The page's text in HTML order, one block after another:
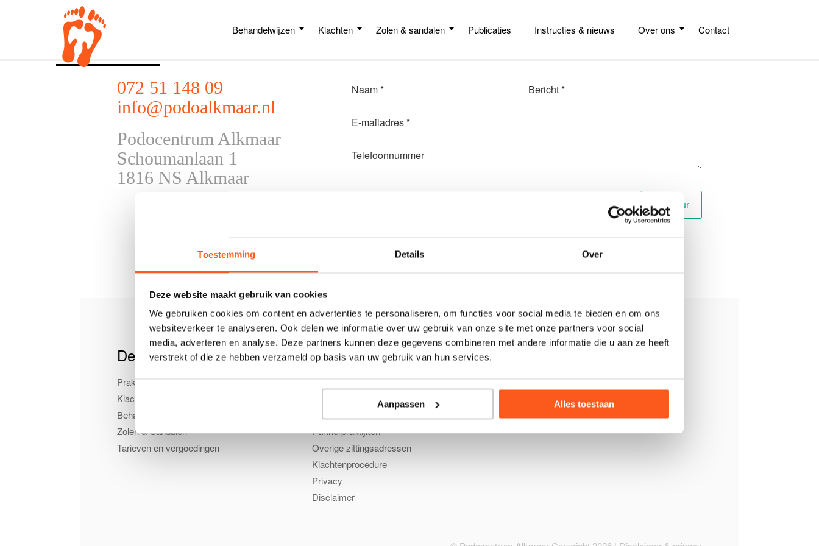
Toestemming Details Over
Deze website maakt gebruik van cookies
We gebruiken cookies om content en advertenties te personaliseren, om functies voor social media te bieden en om ons
websiteverkeer te analyseren. Ook delen we informatie over uw gebruik van onze site met onze partners voor social
media, adverteren en analyse. Deze partners kunnen deze gegevens combineren met andere informatie die u aan ze heeft
verstrekt of die ze hebben verzameld op basis van uw gebruik van hun services.
Aanpassen Alles toestaan
Behandelwijzen Klachten Zolen & sandalen Publicaties Instructies & nieuws Over ons Contact
Contact
072 51 148 09
info@podoalkmaar.nl
Podocentrum Alkmaar
Schoumanlaan 1
1816 NS Alkmaar
Naam *
E-mailadres *
Telefoonnummer
Bericht *
De Praktijk
Praktijk
Klachten
Behandelwijzen
Zolen & Sandalen
Tarieven en vergoedingen
Over Podo Alkmaar
Instructies en nieuws
Partnerpraktijken
Overige zittingsadressen
Klachtenprocedure
Privacy
Disclaimer